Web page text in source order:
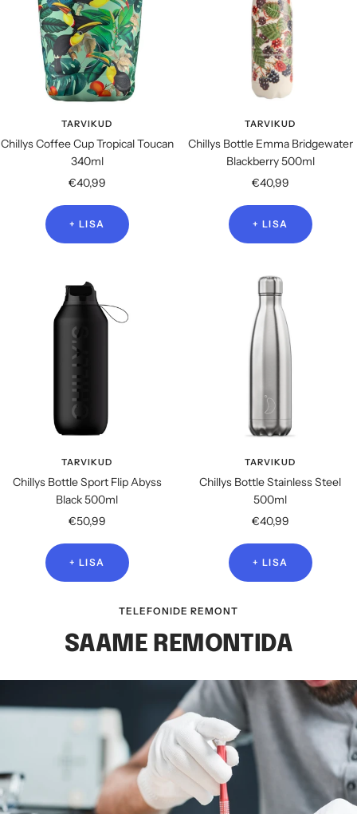
TARVIKUD
Chillys Coffee Cup Tropical Toucan
340ml
Soodushind
€40,99
+ LISA
TARVIKUD
Chillys Bottle Emma Bridgewater
Blackberry 500ml
Soodushind
€40,99
+ LISA
TARVIKUD
Chillys Bottle Sport Flip Abyss
Black 500ml
Soodushind
€50,99
+ LISA
TARVIKUD
Chillys Bottle Stainless Steel
500ml
Soodushind
€40,99
+ LISA
TELEFONIDE REMONT
SAAME REMONTIDA